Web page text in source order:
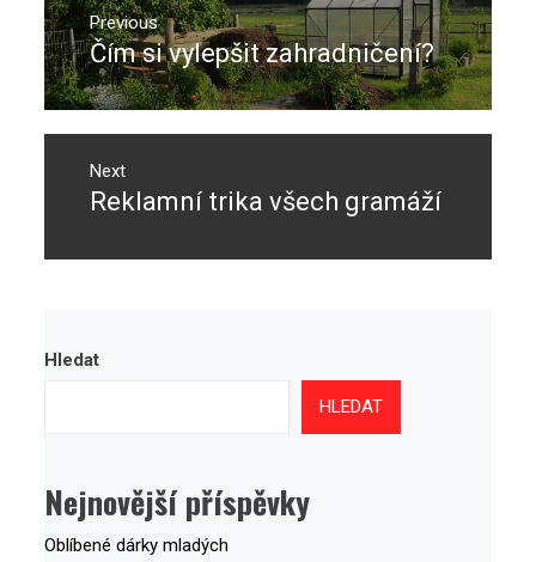
pro
příspěvek
Previous
Previous
post:
Čím si vylepšit zahradničení?
Next
Next
Reklamní trika všech gramáží
Hledat
HLEDAT
Nejnovější příspěvky
Oblíbené dárky mladých